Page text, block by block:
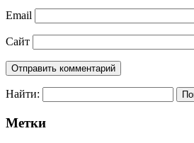
Email
Сайт
Найти:
Метки